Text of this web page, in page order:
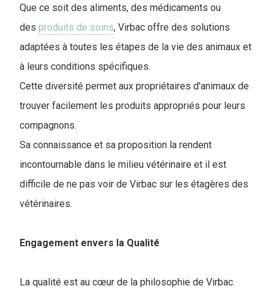
Que ce soit des aliments, des médicaments ou
des produits de soins, Virbac offre des solutions
adaptées à toutes les étapes de la vie des animaux et
à leurs conditions spécifiques.
Cette diversité permet aux propriétaires d'animaux de
trouver facilement les produits appropriés pour leurs
compagnons.
Sa connaissance et sa proposition la rendent
incontournable dans le milieu vétérinaire et il est
difficile de ne pas voir de Virbac sur les étagères des
vétérinaires.
Engagement envers la Qualité
La qualité est au cœur de la philosophie de Virbac.